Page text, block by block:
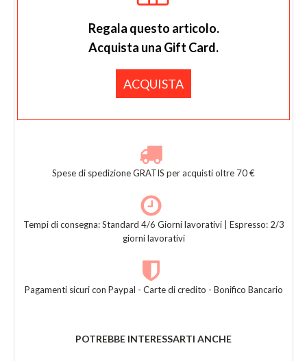
Regala questo articolo.
Acquista una Gift Card.
ACQUISTA
Spese di spedizione GRATIS per acquisti oltre 70 €
Tempi di consegna: Standard 4/6 Giorni lavorativi | Espresso: 2/3
giorni lavorativi
Pagamenti sicuri con Paypal - Carte di credito - Bonifico Bancario
POTREBBE INTERESSARTI ANCHE